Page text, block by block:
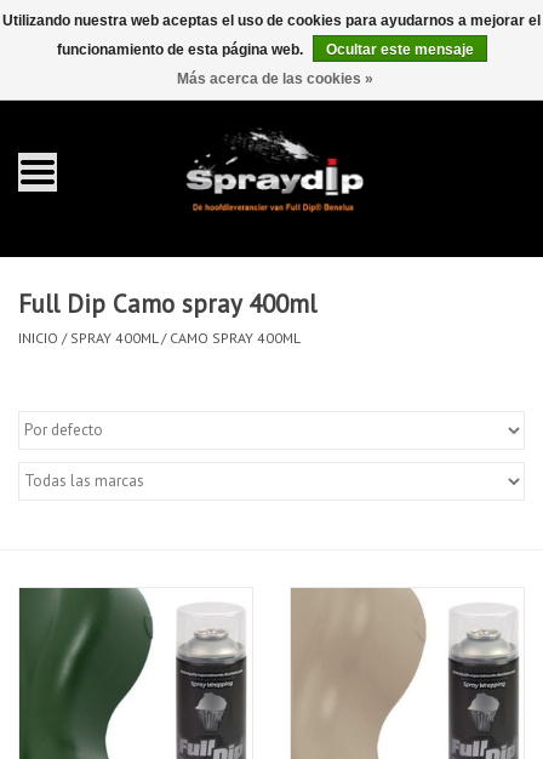
0 Artículos - €0,00
galón 4 liter
Spray 400ml
Completa dip sets
accesorios Dippen
Full Dip Camo spray 400ml
INICIO / SPRAY 400ML / CAMO SPRAY 400ML
Utilizando nuestra web aceptas el uso de cookies para ayudarnos a mejorar el
funcionamiento de esta página web.
Ocultar este mensaje
Más acerca de las cookies »